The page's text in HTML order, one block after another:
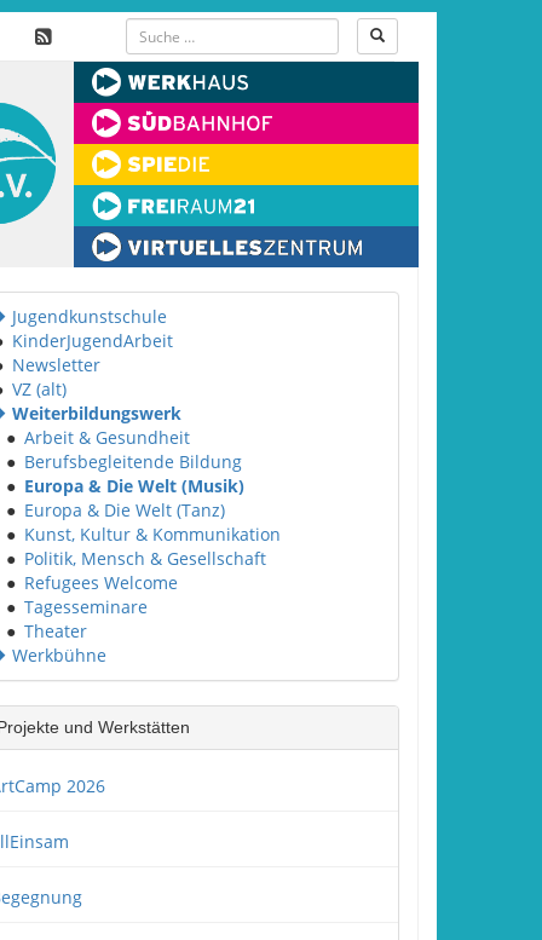
Jugendkunstschule
KinderJugendArbeit
Newsletter
VZ (alt)
Weiterbildungswerk
● Arbeit & Gesundheit
● Berufsbegleitende Bildung
● Europa & Die Welt (Musik)
● Europa & Die Welt (Tanz)
● Kunst, Kultur & Kommunikation
● Politik, Mensch & Gesellschaft
● Refugees Welcome
● Tagesseminare
● Theater
Werkbühne
und Werkstätten
2026